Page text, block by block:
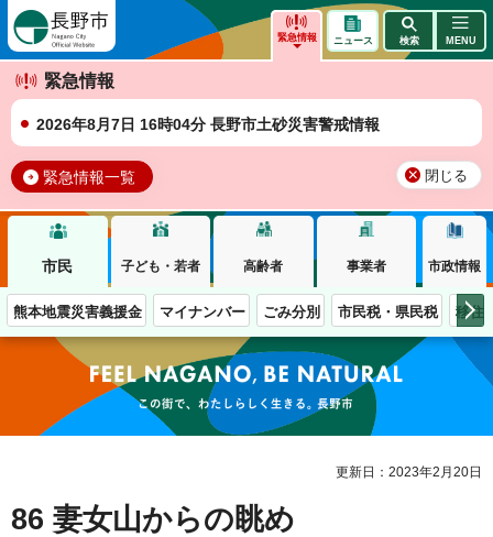
緊急情報
緊急情報
2026年8月7日 16時04分 長野市土砂災害警戒情報
緊急情報一覧 閉じる
ニュース 検索 MENU
市民 子ども・若者 高齢者 事業者 市政情報
熊本地震災害義援金 マイナンバー ごみ分別 市民税・県民税 移住
この街で、わたしらしく生きる。長野市
更新日：2023年2月20日
86 妻女山からの眺め